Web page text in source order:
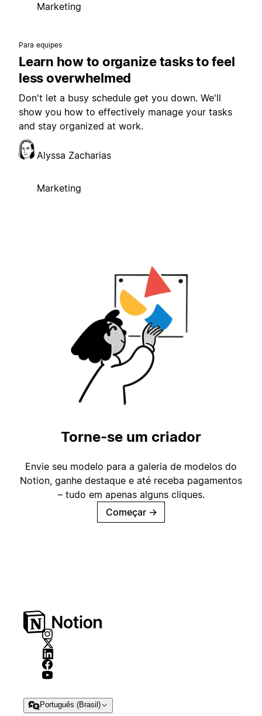
Marketing
Para equipes
Learn how to organize tasks to feel
less overwhelmed
Don't let a busy schedule get you down. We'll
show you how to effectively manage your tasks
and stay organized at work.
Alyssa Zacharias
Marketing
Torne-se um criador
Envie seu modelo para a galeria de modelos do
Notion, ganhe destaque e até receba pagamentos
– tudo em apenas alguns cliques.
Começar →
Português (Brasil)